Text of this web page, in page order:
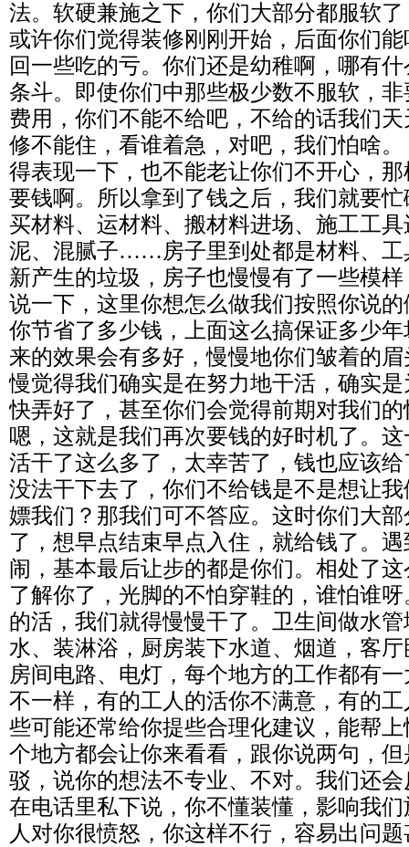
法。软硬兼施之下，你们大部分都服软
或许你们觉得装修刚刚开始，后面你们
回一些吃的亏。你们还是幼稚啊，哪有
条斗。即使你们中那些极少数不服软，
费用，你们不能不给吧，不给的话我们
修不能住，看谁着急，对吧，我们怕啥
得表现一下，也不能老让你们不开心，
要钱啊。所以拿到了钱之后，我们就要
买材料、运材料、搬材料进场、施工工
泥、混腻子……房子里到处都是材料、工
新产生的垃圾，房子也慢慢有了一些模
说一下，这里你想怎么做我们按照你说
你节省了多少钱，上面这么搞保证多少
来的效果会有多好，慢慢地你们皱着的
慢觉得我们确实是在努力地干活，确实
快弄好了，甚至你们会觉得前期对我们
嗯，这就是我们再次要钱的好时机了。
活干了这么多了，太幸苦了，钱也应该
没法干下去了，你们不给钱是不是想让
嫖我们？那我们可不答应。这时你们大
了，想早点结束早点入住，就给钱了。
闹，基本最后让步的都是你们。相处了
了解你了，光脚的不怕穿鞋的，谁怕谁
的活，我们就得慢慢干了。卫生间做水
水、装淋浴，厨房装下水道、烟道，客
房间电路、电灯，每个地方的工作都有
不一样，有的工人的活你不满意，有的
些可能还常给你提些合理化建议，能帮
个地方都会让你来看看，跟你说两句，
驳，说你的想法不专业、不对。我们还
在电话里私下说，你不懂装懂，影响我
人对你很愤怒，你这样不行，容易出问